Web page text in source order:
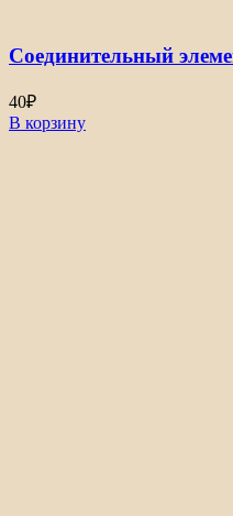
Соединительный
40₽
В корзину